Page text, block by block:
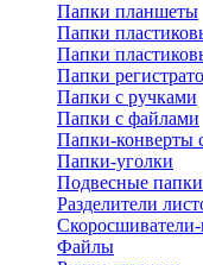
Папки планшеты
Папки
Папки
Папки
Папки с ручками
Папки с файлами
Папки-конверты
Папки-уголки
Подвесные
Разделители
Файлы